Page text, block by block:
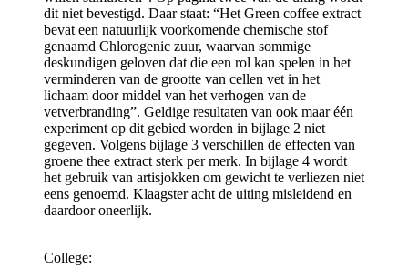
dit niet bevestigd. Daar staat: “Het Green coffee extract
bevat een natuurlijk voorkomende chemische stof
genaamd Chlorogenic zuur, waarvan sommige
deskundigen geloven dat die een rol kan spelen in het
verminderen van de grootte van cellen vet in het
lichaam door middel van het verhogen van de
vetverbranding”. Geldige resultaten van ook maar één
experiment op dit gebied worden in bijlage 2 niet
gegeven. Volgens bijlage 3 verschillen de effecten van
groene thee extract sterk per merk. In bijlage 4 wordt
het gebruik van artisjokken om gewicht te verliezen niet
eens genoemd. Klaagster acht de uiting misleidend en
daardoor oneerlijk.
College: